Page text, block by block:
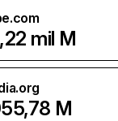
mil M
M